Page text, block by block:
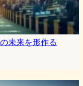
未来を形作る